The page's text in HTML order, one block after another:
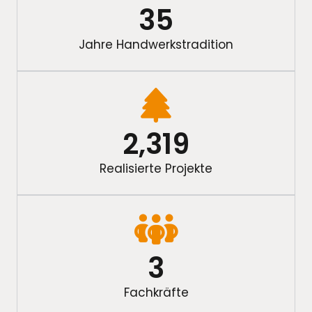
57
Jahre Handwerkstradition

3,252
Realisierte Projekte

5
Fachkräfte